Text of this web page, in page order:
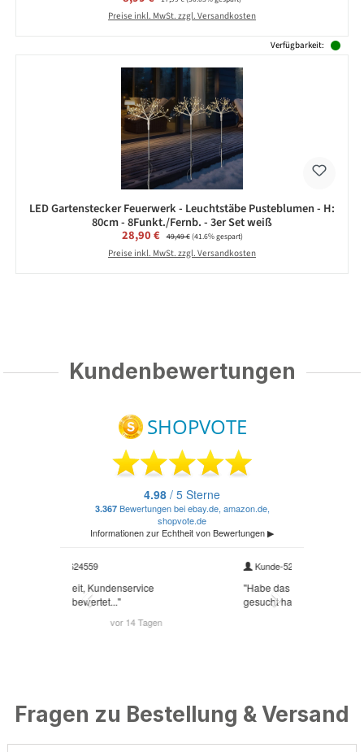
Preise inkl. MwSt. zzgl. Versandkosten
Verfügbarkeit:
LED Gartenstecker Feuerwerk - Leuchtstäbe Pusteblumen - H:
80cm - 8Funkt./Fernb. - 3er Set weiß
Verkaufspreis:
28,90 € Regulärer Preis:
49,49 €(41.6% gespart)
Preise inkl. MwSt. zzgl. Versandkosten
Kundenbewertungen
Fragen zu Bestellung & Versand